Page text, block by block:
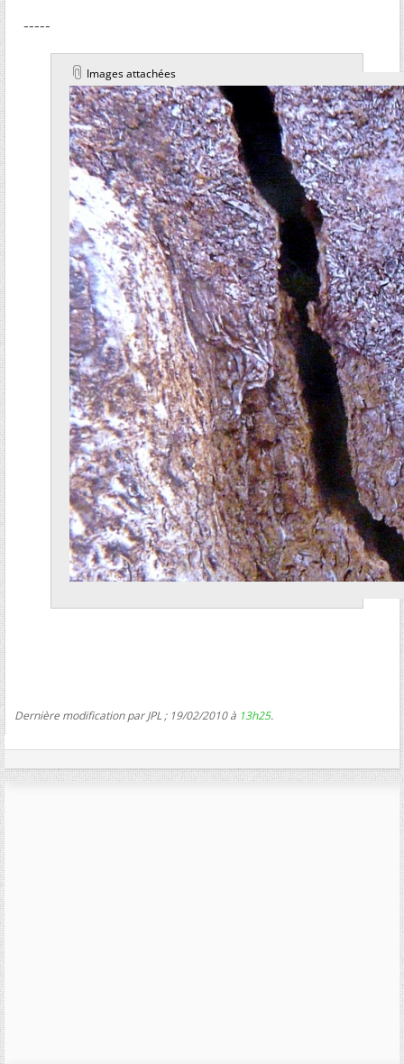
-----
Images attachées
Dernière modification par JPL ; 19/02/2010 à 13h25.